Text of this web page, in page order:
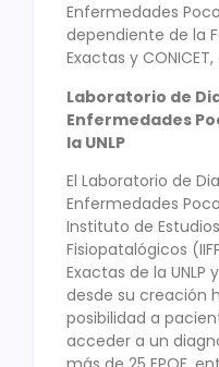
Enfermedades
dependiente de la
Exactas y
Laboratorio de
Enfermedades
la UNLP
El Laboratorio de
Enfermedades
Instituto de
Fisiopatalógicos
Exactas de la UNLP
desde su creación
posibilidad a
acceder a un